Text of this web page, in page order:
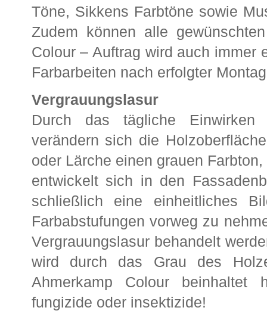
Töne, Sikkens Farbtöne sowie
Zudem können alle
Colour – Auftrag wird auch immer
Farbarbeiten nach erfolgter
Vergrauungslasur
Durch das tägliche Einwirken
verändern sich die
oder Lärche einen grauen
entwickelt sich in den
schließlich eine einheitliches
Farbabstufungen vorweg zu
Vergrauungslasur behandelt
wird durch das Grau des
Ahmerkamp Colour beinhaltet
fungizide oder insektizide!